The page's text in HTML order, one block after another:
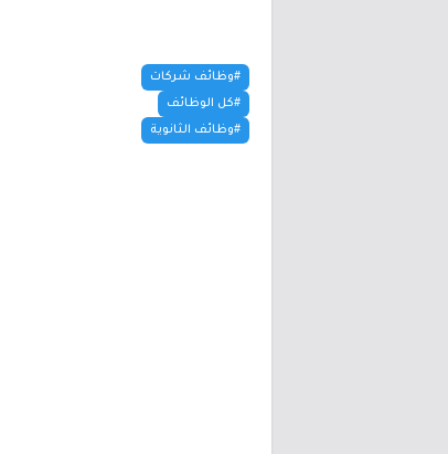
#وظائف شركات
#كل الوظائف
#وظائف الثانوية